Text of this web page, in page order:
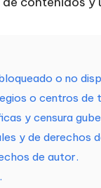
o no
o centros de
y censura
y de derechos
de autor.